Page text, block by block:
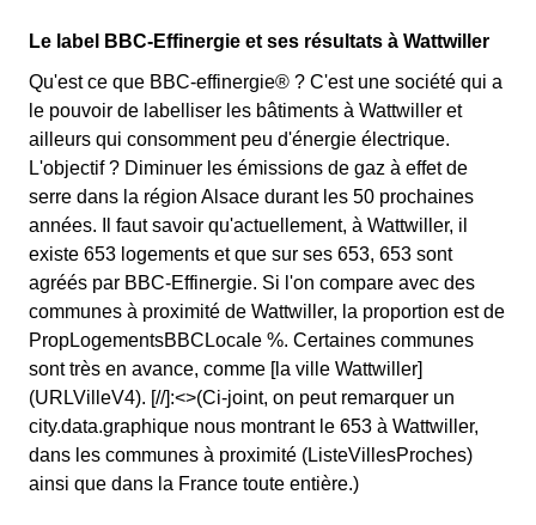
Le label BBC-Effinergie et ses résultats à Wattwiller
Qu'est ce que BBC-effinergie® ? C'est une société qui a
le pouvoir de labelliser les bâtiments à Wattwiller et
ailleurs qui consomment peu d'énergie électrique.
L'objectif ? Diminuer les émissions de gaz à effet de
serre dans la région Alsace durant les 50 prochaines
années. Il faut savoir qu'actuellement, à Wattwiller, il
existe 653 logements et que sur ses 653, 653 sont
agréés par BBC-Effinergie. Si l'on compare avec des
communes à proximité de Wattwiller, la proportion est de
PropLogementsBBCLocale %. Certaines communes
sont très en avance, comme [la ville Wattwiller]
(URLVilleV4). [//]:<>(Ci-joint, on peut remarquer un
city.data.graphique nous montrant le 653 à Wattwiller,
dans les communes à proximité (ListeVillesProches)
ainsi que dans la France toute entière.)